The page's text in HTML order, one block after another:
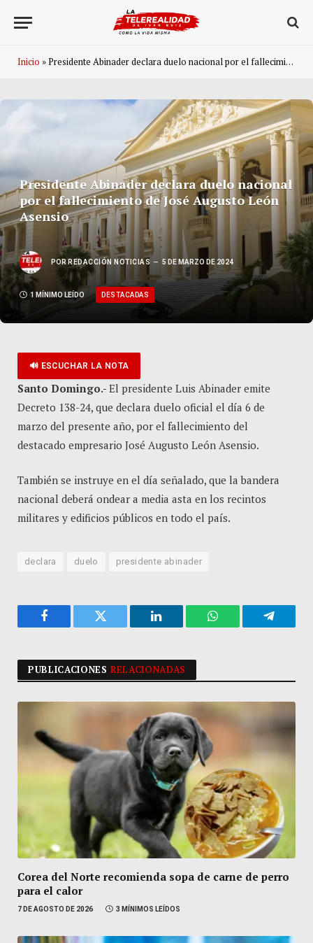
Inicio »Presidente Abinader declara duelo nacional por el fallecimiento de José Augusto León Asensio
Presidente Abinader declara duelo nacional
por el fallecimiento de José Augusto León
Asensio
POR REDACCIÓN NOTICIAS 5 DE MARZO DE 2024
1 MÍNIMO LEÍDO DESTACADAS
🔊 ESCUCHAR LA NOTA
Santo Domingo.- El presidente Luis Abinader emite
Decreto 138-24, que declara duelo oficial el día 6 de
marzo del presente año, por el fallecimiento del
destacado empresario José Augusto León Asensio.
También se instruye en el día señalado, que la bandera
nacional deberá ondear a media asta en los recintos
militares y edificios públicos en todo el país.
declara duelo presidente abinader
Facebook Twitter LinkedIn WhatsApp
PUBLICACIONESRELACIONADAS
Corea del Norte recomienda sopa de carne de perro
para el calor
7 DE AGOSTO DE 2026 3 MÍNIMOS LEÍDOS